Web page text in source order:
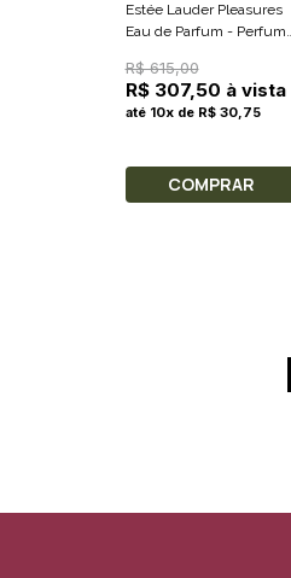
Estée Lauder Pleasures
Eau de Parfum -
R$ 615,00
R$ 307,50 à vista
até 10x de R$ 30,75
COMPRAR